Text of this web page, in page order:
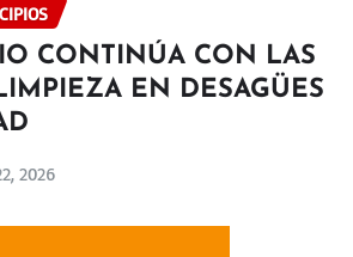
CONTINÚA CON LAS
EN DESAGÜES
2026